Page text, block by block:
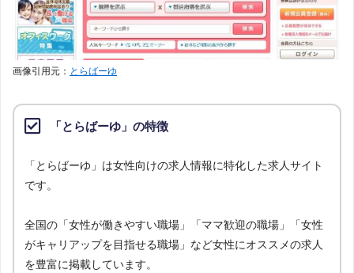
画像引用元： とらばーゆ
「とらばーゆ」の特徴
「とらばーゆ」は女性向けの求人情報に特化した求人サイト
です。
全国の「女性が働きやすい職場」「ママ歓迎の職場」「女性
がキャリアップを目指せる職場」など女性にオススメの求人
を豊富に掲載しています。